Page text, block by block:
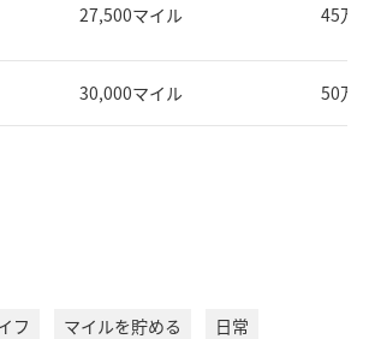
27,500マイル 45万
30,000マイル 50万
フ マイルを貯める
日常